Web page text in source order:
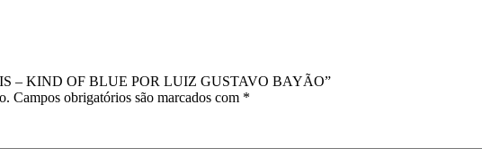
– KIND OF BLUE POR LUIZ GUSTAVO BAYÃO”
Campos obrigatórios são marcados com *